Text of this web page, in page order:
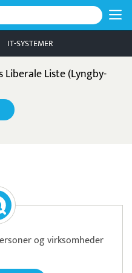
IT-SYSTEMER
Liste (Lyngby-
og virksomheder